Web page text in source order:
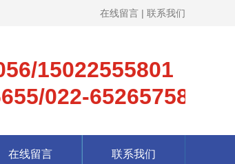
在线留言 | 联系我们
15022555801
022-65265758
在线留言 联系我们